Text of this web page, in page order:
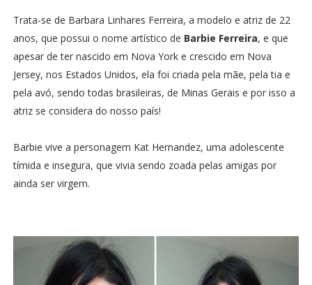
Trata-se de Barbara Linhares Ferreira, a modelo e atriz de 22
anos, que possui o nome artístico de Barbie Ferreira, e que
apesar de ter nascido em Nova York e crescido em Nova
Jersey, nos Estados Unidos, ela foi criada pela mãe, pela tia e
pela avó, sendo todas brasileiras, de Minas Gerais e por isso a
atriz se considera do nosso país!
Barbie vive a personagem Kat Hernandez, uma adolescente
tímida e insegura, que vivia sendo zoada pelas amigas por
ainda ser virgem.